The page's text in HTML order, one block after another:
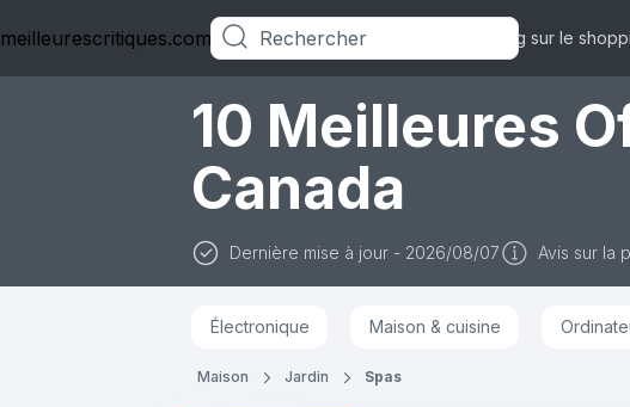
meilleurescritiques.com Catégories Blog sur le
10 Meilleures
Canada
Avis sur la
Dernière mise à jour - 2026/08/07
Électronique Maison & cuisine
Maison Jardin Spas